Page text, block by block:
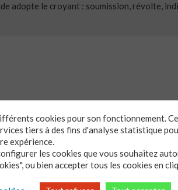
adopte le croyant : soumission, révolte,
Job.
cookies pour son fonctionnement.
tiers à des fins d'analyse statistique
expérience.
les cookies que vous souhaitez
ou bien accepter tous les cookies en